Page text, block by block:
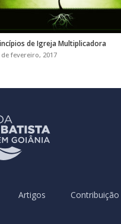
de Igreja Multiplicadora
de fevereiro, 2017
Artigos Contribuição